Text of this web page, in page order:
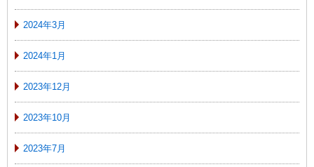
2024年3月
2024年1月
2023年12月
2023年10月
2023年7月